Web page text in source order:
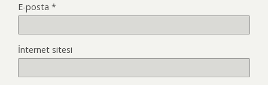
E-posta *
İnternet sitesi